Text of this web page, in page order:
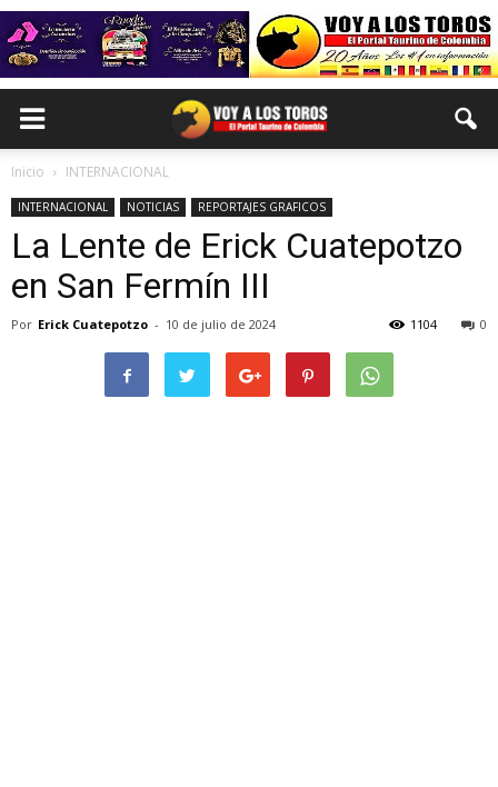
Inicio INTERNACIONAL
INTERNACIONAL NOTICIAS REPORTAJES GRAFICOS
La Lente de Erick Cuatepotzo
en San Fermín III
Por Erick Cuatepotzo - 10 de julio de 2024 0
1104